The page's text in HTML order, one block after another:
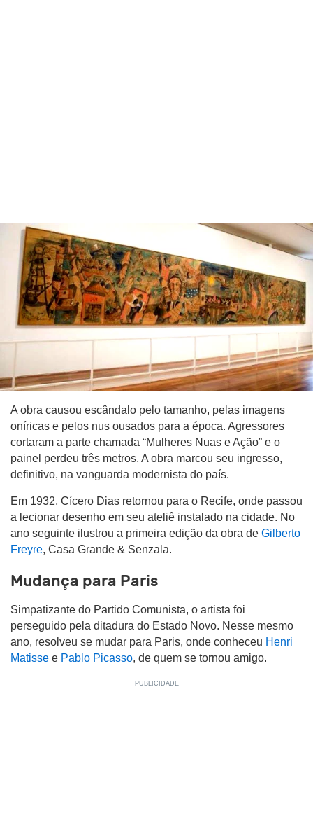
A obra causou escândalo pelo tamanho, pelas imagens
oníricas e pelos nus ousados para a época. Agressores
cortaram a parte chamada “Mulheres Nuas e Ação” e o
painel perdeu três metros. A obra marcou seu ingresso,
definitivo, na vanguarda modernista do país.
Em 1932, Cícero Dias retornou para o Recife, onde passou
a lecionar desenho em seu ateliê instalado na cidade. No
ano seguinte ilustrou a primeira edição da obra de Gilberto
Freyre, Casa Grande & Senzala.
Mudança para Paris
Simpatizante do Partido Comunista, o artista foi
perseguido pela ditadura do Estado Novo. Nesse mesmo
ano, resolveu se mudar para Paris, onde conheceu Henri
Matisse e Pablo Picasso, de quem se tornou amigo.